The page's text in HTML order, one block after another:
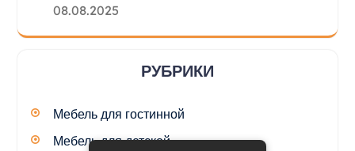
08.08.2025
РУБРИКИ
Мебель для гостинной
Мебель для детской